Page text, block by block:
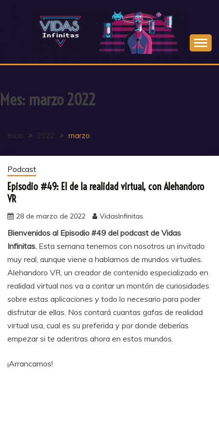
Mes: marzo 2022
Inicio 2022 marzo
Podcast
Episodio #49: El de la realidad virtual, con Alehandoro
VR
28 de marzo de 2022 VidasInfinitas
Bienvenidos al Episodio #49 del podcast de Vidas
Infinitas. Esta semana tenemos con nosotros un invitado
muy real, aunque viene a hablarnos de mundos virtuales.
Alehandoro VR, un creador de contenido especializado en
realidad virtual nos va a contar un montón de curiosidades
sobre estas aplicaciones y todo lo necesario para poder
disfrutar de ellas. Nos contará cuantas gafas de realidad
virtual usa, cual es su preferida y por donde deberías
empezar si te adentras ahora en estos mundos.
¡Arrancamos!